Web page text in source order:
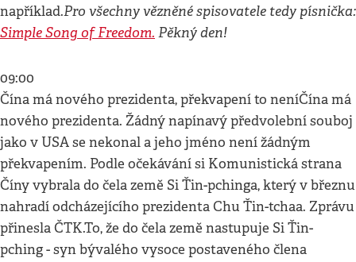
například.Pro všechny vězněné spisovatele tedy písnička:
Simple Song of Freedom. Pěkný den!
09:00
Čína má nového prezidenta, překvapení to neníČína má
nového prezidenta. Žádný napínavý předvolební souboj
jako v USA se nekonal a jeho jméno není žádným
překvapením. Podle očekávání si Komunistická strana
Číny vybrala do čela země Si Ťin-pchinga, který v březnu
nahradí odcházejícího prezidenta Chu Ťin-tchaa. Zprávu
přinesla ČTK.To, že do čela země nastupuje Si Ťin-
pching - syn bývalého vysoce postaveného člena